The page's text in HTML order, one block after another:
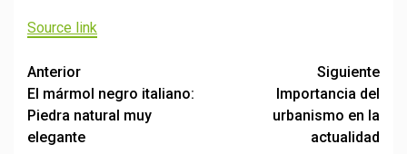
Source link
Post
navigation
Anterior
El mármol negro italiano:
Piedra natural muy
elegante
Siguiente
Importancia del
urbanismo en la
actualidad